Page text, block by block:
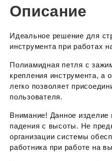
Описание
Идеальное решение для
инструмента при работах
Полиамидная петля с
крепления инструмента, а
легко позволяет
пользователя.
Внимание! Данное
падения с высоты. Не
организации системы
работника при работе на